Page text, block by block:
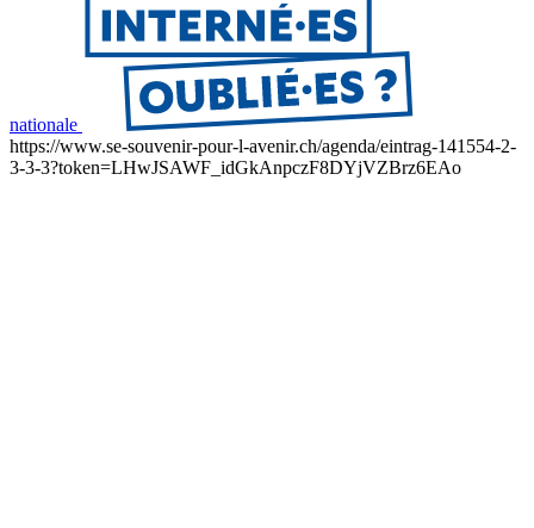
nationale
https://www.se-souvenir-pour-l-avenir.ch/agenda/eintrag-141554-2-
3-3-3?token=LHwJSAWF_idGkAnpczF8DYjVZBrz6EAo